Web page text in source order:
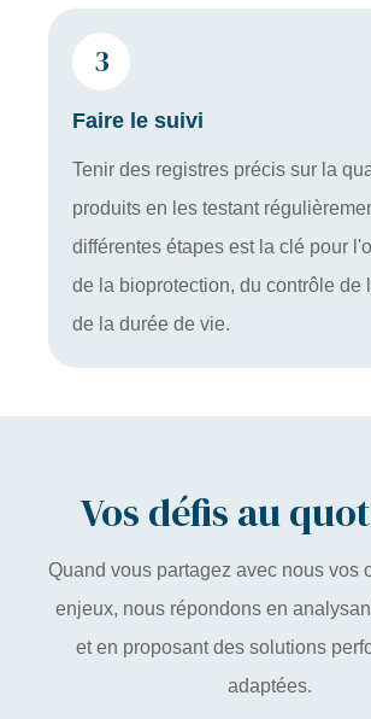
3
Faire le suivi
Tenir des registres précis sur la
produits en les testant
différentes étapes est la clé pour
de la bioprotection, du contrôle de
de la durée de vie.
Vos défis au
Quand vous partagez avec nous vos
enjeux, nous répondons en
et en proposant des solutions
adaptées.